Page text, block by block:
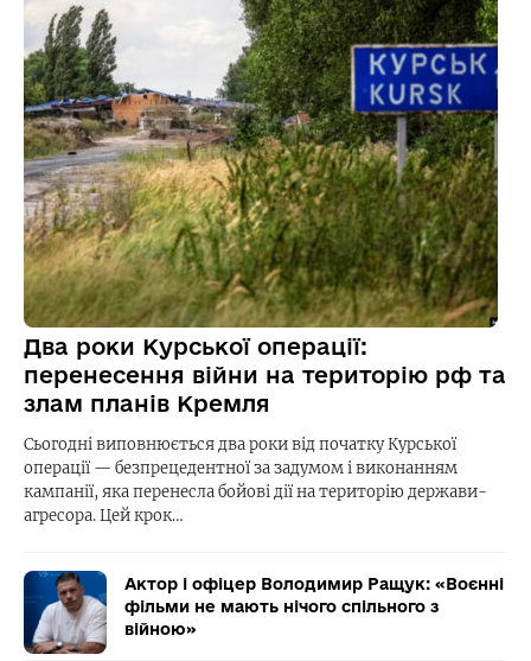
Два роки Курської операції:
перенесення війни на територію рф та
злам планів Кремля
Сьогодні виповнюється два роки від початку Курської
операції — безпрецедентної за задумом і виконанням
кампанії, яка перенесла бойові дії на територію держави-
агресора. Цей крок…
Актор і офіцер Володимир Ращук: «Воєнні
фільми не мають нічого спільного з
війною»